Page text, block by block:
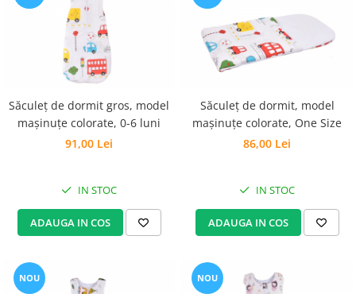
Săculeț de dormit gros, model
mașinuțe colorate, 0-6 luni
91,00 Lei
IN STOC
ADAUGA IN COS
Săculeț de dormit, model
mașinuțe colorate, One Size
86,00 Lei
IN STOC
ADAUGA IN COS
NOU NOU